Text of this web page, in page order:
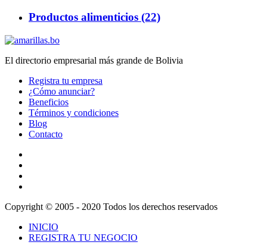
Productos alimenticios (22)
El directorio empresarial más grande de Bolivia
Registra tu empresa
¿Cómo anunciar?
Beneficios
Términos y condiciones
Blog
Contacto
Copyright © 2005 - 2020 Todos los derechos reservados
INICIO
REGISTRA TU NEGOCIO